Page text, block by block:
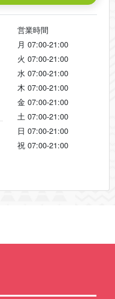
営業時間
月 07:00-21:00
火 07:00-21:00
水 07:00-21:00
木 07:00-21:00
金 07:00-21:00
土 07:00-21:00
日 07:00-21:00
祝 07:00-21:00